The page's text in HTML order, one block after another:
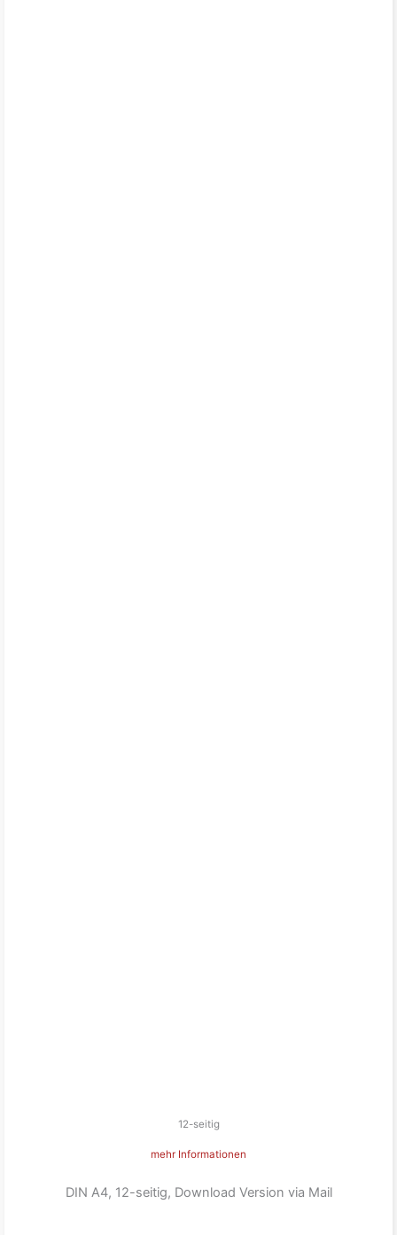
12-seitig
mehr Informationen
DIN A4, 12-seitig, Download Version via Mail